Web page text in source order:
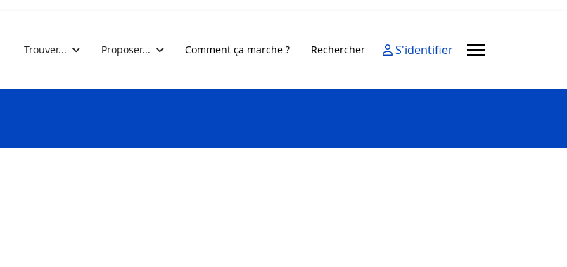
Trouver... Proposer... Comment ça marche ? Rechercher S'identifier